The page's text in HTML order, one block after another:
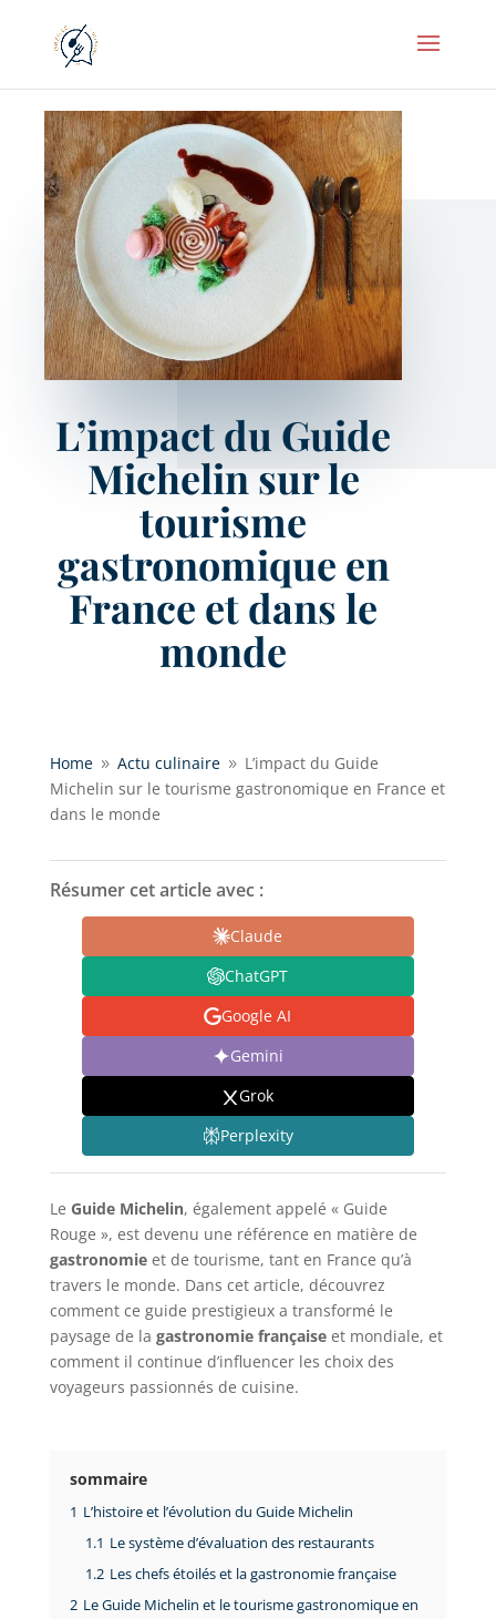
L’impact du Guide
Michelin sur le
tourisme
gastronomique en
France et dans le
monde
Home 9 Actu culinaire 9 L’impact du Guide
Michelin sur le tourisme gastronomique en France et
dans le monde
Résumer cet article avec :
Claude
ChatGPT
Google AI
Gemini
Grok
Perplexity
Le Guide Michelin, également appelé « Guide
Rouge », est devenu une référence en matière de
gastronomieet de tourisme, tant en France qu’à
travers le monde. Dans cet article, découvrez
comment ce guide prestigieux a transformé le
paysage de la gastronomie françaiseet mondiale, et
comment il continue d’influencer les choix des
voyageurs passionnés de cuisine.
sommaire
1 L’histoire et l’évolution du Guide Michelin
1.1 Le système d’évaluation des restaurants
1.2 Les chefs étoilés et la gastronomie française
2 Le Guide Michelin et le tourisme gastronomique en